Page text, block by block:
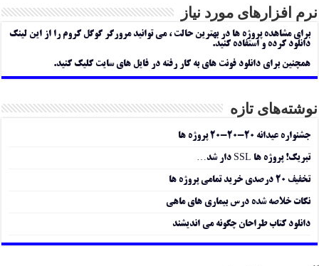
نرم افزارهای مورد نیاز
برای مشاهده پروژه ها در بهترین حالت ، می توانید مرورگر گوگل کروم را از این لینک
دانلود کرده و استفاده کنید.
همچنین برای دانلود فونت های به کار رفته در فایل های سایت کلیک کنید.
نوشته‌های تازه
جشنواره عیدانه ۲۰-۲۰-۲۰ پروژه ها
تبریک! پروژه ها SSL دار شد…
تخفیف ۲۰ درصدی خرید تمامی پروژه ها
نکات خلاصه شده درس بیماری های ماهی
دانلود کتاب طراحان چگونه می اندیشند